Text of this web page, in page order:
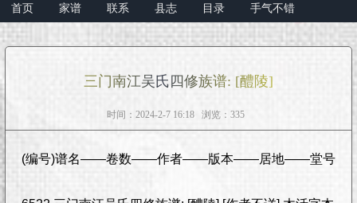
首页 家谱 联系 县志 目录 手气不错
三门南江吴氏四修族谱: [醴陵]
时间：2024-2-7 16:18 浏览：335
(编号)谱名——卷数——作者——版本——居地——堂号